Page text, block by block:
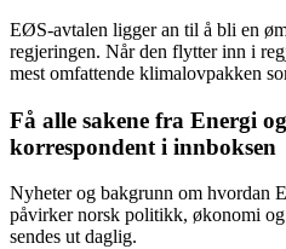
EØS-avtalen ligger an til å bli en
regjeringen. Når den flytter inn i
mest omfattende klimalovpakken
Få alle sakene fra Energi
korrespondent i innboksen
Nyheter og bakgrunn om hvordan
påvirker norsk politikk, økonomi
sendes ut daglig.